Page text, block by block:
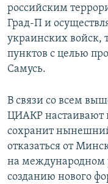
российским
Град-П и
украинских
пунктов с целью
Самусь.
В связи со всем
ЦИАКР настаивают
сохранит
отказаться от
на международном
созданию нового